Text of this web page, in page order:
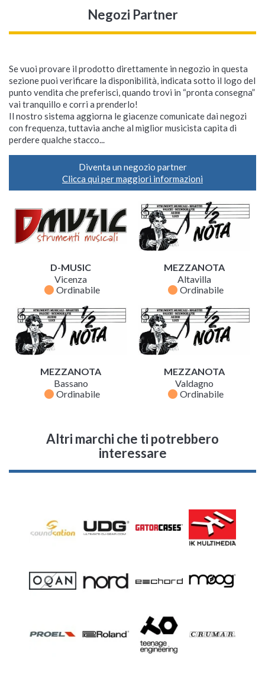
Negozi Partner
Se vuoi provare il prodotto direttamente in negozio in questa
sezione puoi verificare la disponibilità, indicata sotto il logo del
punto vendita che preferisci, quando trovi in “pronta consegna”
vai tranquillo e corri a prenderlo!
Il nostro sistema aggiorna le giacenze comunicate dai negozi
con frequenza, tuttavia anche al miglior musicista capita di
perdere qualche stacco...
Diventa un negozio partner
Clicca qui per maggiori informazioni
D-MUSIC
Vicenza
fiber_manual_record Ordinabile
MEZZANOTA
Altavilla
fiber_manual_record Ordinabile
MEZZANOTA
Bassano
fiber_manual_record Ordinabile
MEZZANOTA
Valdagno
fiber_manual_record Ordinabile
Altri marchi che ti potrebbero
interessare